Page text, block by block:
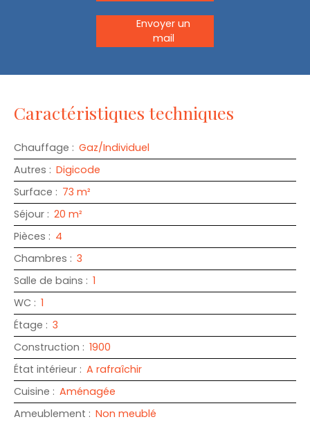
Envoyer un
mail
Caractéristiques techniques
Chauffage : Gaz/Individuel
Autres : Digicode
Surface : 73 m²
Séjour : 20 m²
Pièces : 4
Chambres : 3
Salle de bains : 1
WC : 1
Étage : 3
Construction : 1900
État intérieur : A rafraîchir
Cuisine : Aménagée
Ameublement : Non meublé